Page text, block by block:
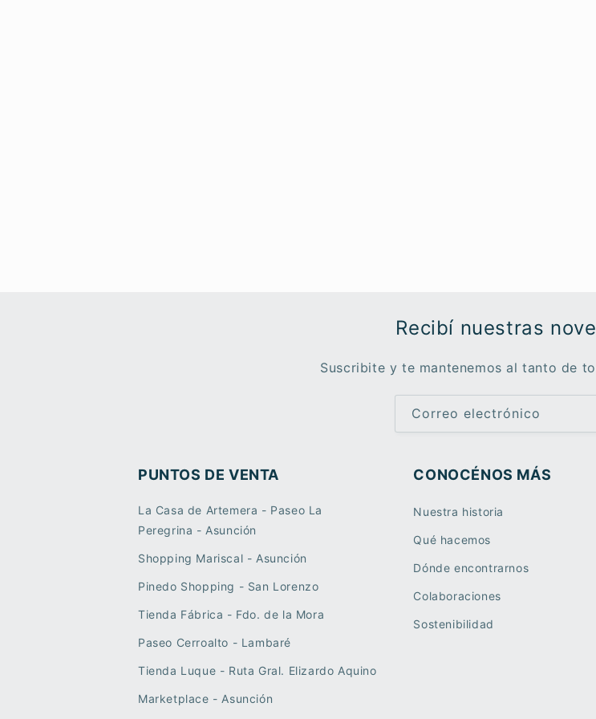
Recibí nuestras
Suscribite y te mantenemos al tanto de
Correo electrónico
PUNTOS DE VENTA
La Casa de Artemera - Paseo La
Peregrina - Asunción
Shopping Mariscal - Asunción
Pinedo Shopping - San Lorenzo
Tienda Fábrica - Fdo. de la Mora
Paseo Cerroalto - Lambaré
Tienda Luque - Ruta Gral. Elizardo Aquino
Marketplace - Asunción
CONOCÉNOS MÁS
Nuestra historia
Qué hacemos
Dónde encontrarnos
Colaboraciones
Sostenibilidad